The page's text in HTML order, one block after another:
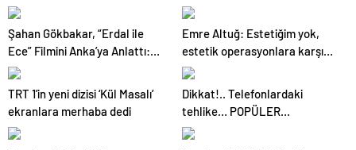
dağıtan kurye hakkında dava
yapılan paylaşımlarla ilgili
Şahan Gökbakar, “Erdal ile
Ece” Filmini Anka’ya Anlattı:
“İzlediği Zaman Herkesin ‘Biz
Diyeceği Bir Hikâye”
Emre Altuğ: Estetiğim yok,
estetik operasyonlara karşı
değilim
TRT 1’in yeni dizisi ‘Kül Masalı’
ekranlara merhaba dedi
Dikkat!.. Telefonlardaki
tehlike… POPÜLER
UYGULAMALAR